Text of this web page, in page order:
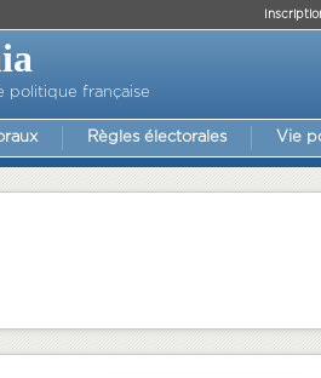
politique française
Règles électorales Vie